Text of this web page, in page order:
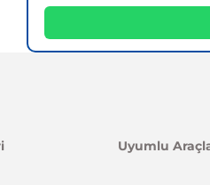
Uyumlu